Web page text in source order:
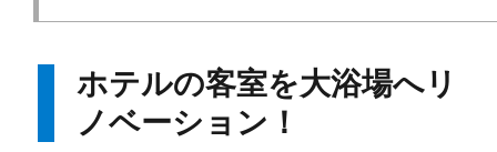
ホテルの客室を大浴場へリ
ノベーション！